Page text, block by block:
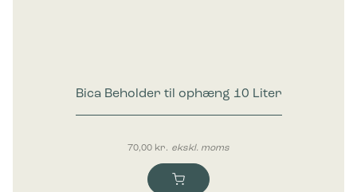
Bica Beholder til ophæng 10 Liter
70,00 kr. ekskl. moms